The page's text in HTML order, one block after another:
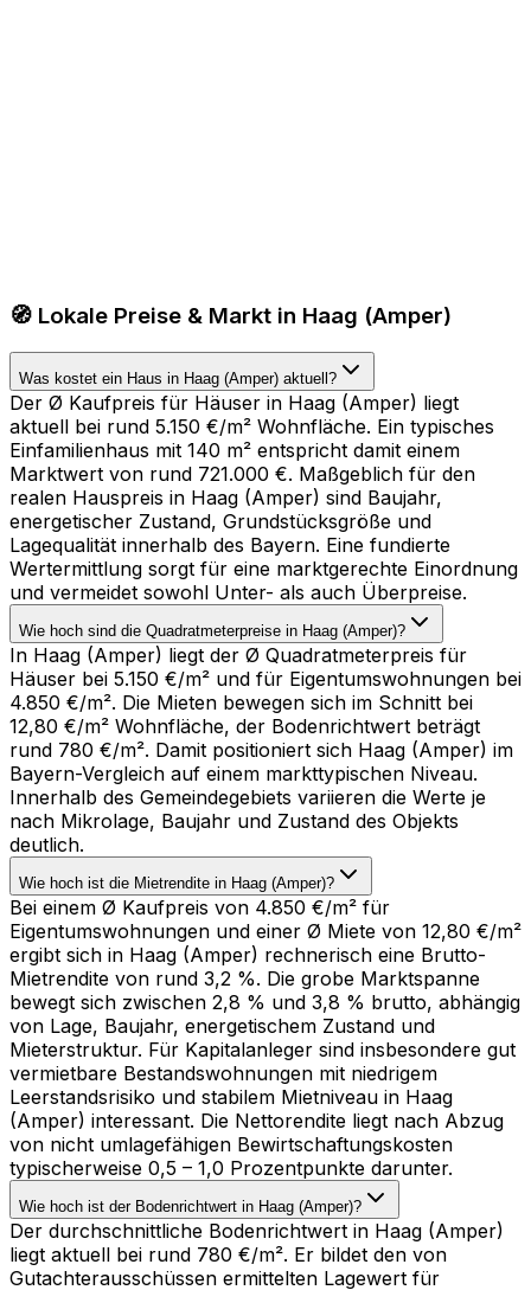
🧭 Lokale Preise & Markt in Haag (Amper)
Was kostet ein Haus in Haag (Amper) aktuell?
Der Ø Kaufpreis für Häuser in Haag (Amper) liegt
aktuell bei rund 5.150 €/m² Wohnfläche. Ein typisches
Einfamilienhaus mit 140 m² entspricht damit einem
Marktwert von rund 721.000 €. Maßgeblich für den
realen Hauspreis in Haag (Amper) sind Baujahr,
energetischer Zustand, Grundstücksgröße und
Lagequalität innerhalb des Bayern. Eine fundierte
Wertermittlung sorgt für eine marktgerechte Einordnung
und vermeidet sowohl Unter- als auch Überpreise.
Wie hoch sind die Quadratmeterpreise in Haag (Amper)?
In Haag (Amper) liegt der Ø Quadratmeterpreis für
Häuser bei 5.150 €/m² und für Eigentumswohnungen bei
4.850 €/m². Die Mieten bewegen sich im Schnitt bei
12,80 €/m² Wohnfläche, der Bodenrichtwert beträgt
rund 780 €/m². Damit positioniert sich Haag (Amper) im
Bayern-Vergleich auf einem markttypischen Niveau.
Innerhalb des Gemeindegebiets variieren die Werte je
nach Mikrolage, Baujahr und Zustand des Objekts
deutlich.
Wie hoch ist die Mietrendite in Haag (Amper)?
Bei einem Ø Kaufpreis von 4.850 €/m² für
Eigentumswohnungen und einer Ø Miete von 12,80 €/m²
ergibt sich in Haag (Amper) rechnerisch eine Brutto-
Mietrendite von rund 3,2 %. Die grobe Marktspanne
bewegt sich zwischen 2,8 % und 3,8 % brutto, abhängig
von Lage, Baujahr, energetischem Zustand und
Mieterstruktur. Für Kapitalanleger sind insbesondere gut
vermietbare Bestandswohnungen mit niedrigem
Leerstandsrisiko und stabilem Mietniveau in Haag
(Amper) interessant. Die Nettorendite liegt nach Abzug
von nicht umlagefähigen Bewirtschaftungskosten
typischerweise 0,5 – 1,0 Prozentpunkte darunter.
Wie hoch ist der Bodenrichtwert in Haag (Amper)?
Der durchschnittliche Bodenrichtwert in Haag (Amper)
liegt aktuell bei rund 780 €/m². Er bildet den von
Gutachterausschüssen ermittelten Lagewert für